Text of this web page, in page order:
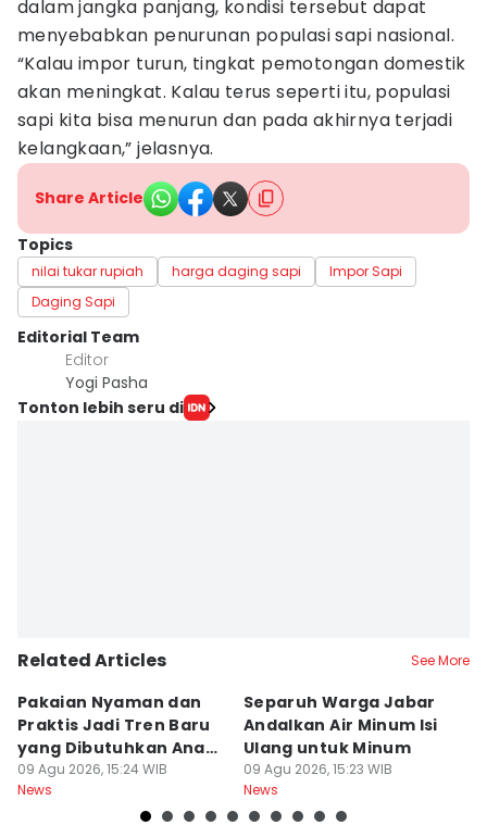
dalam jangka panjang, kondisi tersebut dapat
menyebabkan penurunan populasi sapi nasional.
“Kalau impor turun, tingkat pemotongan domestik
akan meningkat. Kalau terus seperti itu, populasi
sapi kita bisa menurun dan pada akhirnya terjadi
kelangkaan,” jelasnya.
Share Article
Topics
nilai tukar rupiah harga daging sapi
Impor Sapi
Daging Sapi
Editorial Team
Editor
Yogi Pasha
Tonton lebih seru di
Related Articles See More
Pakaian Nyaman dan
Praktis Jadi Tren Baru
yang Dibutuhkan Anak
Muda
09 Agu 2026, 15:24 WIB
News
Separuh Warga Jabar
Andalkan Air Minum Isi
Ulang untuk Minum
09 Agu 2026, 15:23 WIB
News